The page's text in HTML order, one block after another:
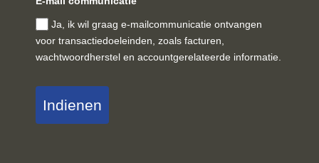
Ja, ik wil graag e-mailcommunicatie ontvangen
voor transactiedoeleinden, zoals facturen,
wachtwoordherstel en accountgerelateerde informatie.
Indienen